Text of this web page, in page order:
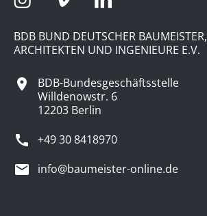
BDB BUND DEUTSCHER BAUMEISTER,
ARCHITEKTEN UND INGENIEURE E.V.
BDB-Bundesgeschäftsstelle
Willdenowstr. 6
12203 Berlin
+49 30 8418970
info@baumeister-online.de